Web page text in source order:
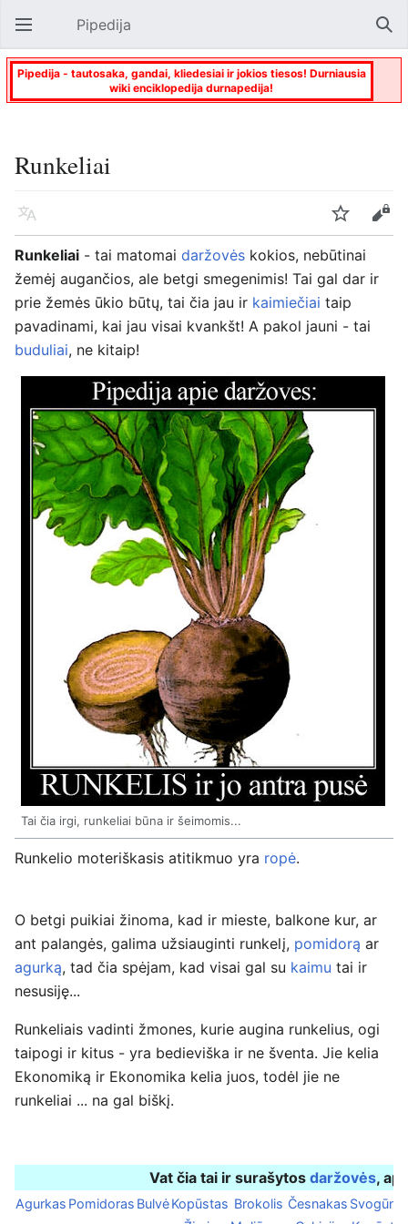
Atverti pagrindinį meniu Pipedija
Pipedija - tautosaka, gandai, kliedesiai ir jokios tiesos! Durniausia
wiki enciklopedija durnapedija!
Runkeliai
Kalba Stebėti
Keisti
Runkeliai - tai matomai daržovės kokios, nebūtinai
žemėj augančios, ale betgi smegenimis! Tai gal dar ir
prie žemės ūkio būtų, tai čia jau ir kaimiečiai taip
pavadinami, kai jau visai kvankšt! A pakol jauni - tai
buduliai, ne kitaip!
Tai čia irgi, runkeliai būna ir šeimomis...
Runkelio moteriškasis atitikmuo yra ropė.
O betgi puikiai žinoma, kad ir mieste, balkone kur, ar
ant palangės, galima užsiauginti runkelį, pomidorą ar
agurką, tad čia spėjam, kad visai gal su kaimu tai ir
nesusiję...
Runkeliais vadinti žmones, kurie augina runkelius, ogi
taipogi ir kitus - yra bedieviška ir ne šventa. Jie kelia
Ekonomiką ir Ekonomika kelia juos, todėl jie ne
runkeliai ... na gal biškį.
Vat čia tai ir surašytos daržovės,
Agurkas Pomidoras BulvėKopūstas Brokolis Česnakas